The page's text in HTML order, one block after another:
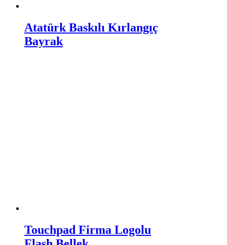
Atatürk Baskılı Kırlangıç
Bayrak
Touchpad Firma Logolu